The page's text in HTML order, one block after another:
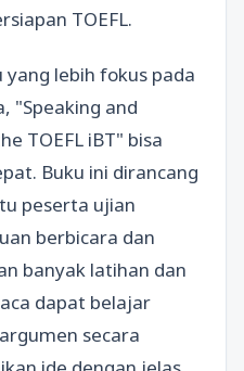
TOEFL.
yang lebih fokus pada
"Speaking and
TOEFL iBT" bisa
Buku ini dirancang
peserta ujian
berbicara dan
banyak latihan dan
dapat belajar
secara